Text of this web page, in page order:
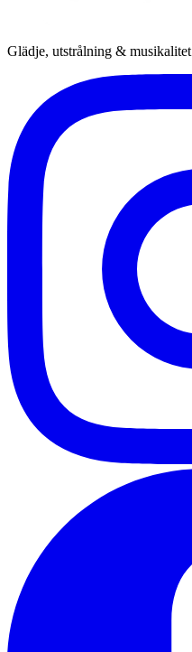
Glädje, utstrålning & musikalitet